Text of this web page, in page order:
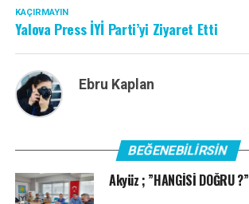
KAÇIRMAYIN
Yalova Press İYİ Parti’yi Ziyaret Etti
Ebru Kaplan
BEĞENEBILIRSIN
Akyüz ; ”HANGİSİ DOĞRU ?”